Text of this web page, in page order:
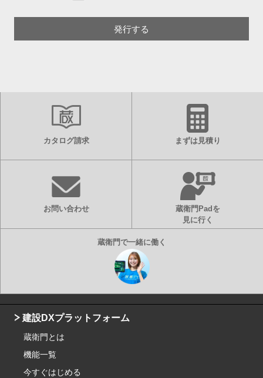
カタログ請求 まずは見積り
お問い合わせ
蔵衛門Padを
見に行く
建設DXプラットフォーム
蔵衛門とは
機能一覧
今すぐはじめる